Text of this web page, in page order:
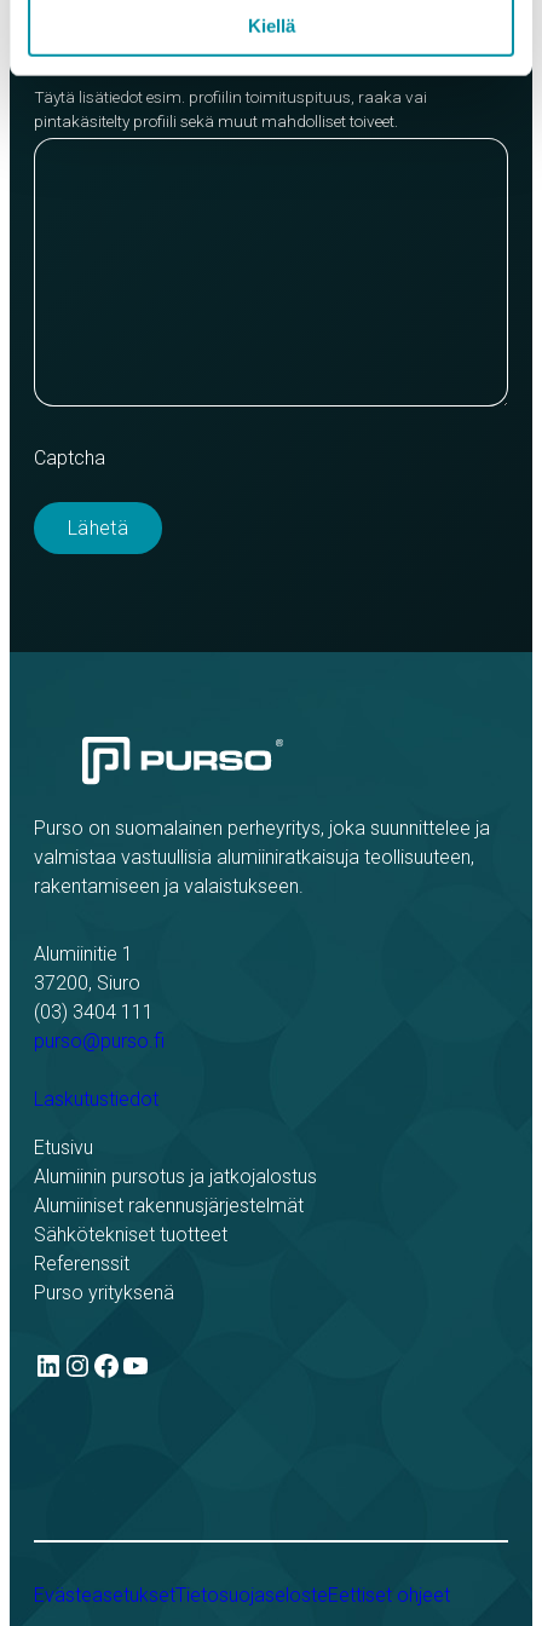
Kiellä
Täytä lisätiedot esim. profiilin toimituspituus, raaka vai
pintakäsitelty profiili sekä muut mahdolliset toiveet.
Captcha
Purso on suomalainen perheyritys, joka suunnittelee ja
valmistaa vastuullisia alumiiniratkaisuja teollisuuteen,
rakentamiseen ja valaistukseen.
Alumiinitie 1
37200, Siuro
(03) 3404 111
purso@purso.fi
Laskutustiedot
Etusivu
Alumiinin pursotus ja jatkojalostus
Alumiiniset rakennusjärjestelmät
Sähkötekniset tuotteet
Referenssit
Purso yrityksenä
LinkedIn
Instagram
Facebook
YouTube
EvästeasetuksetTietosuojaselosteEettiset ohjeet